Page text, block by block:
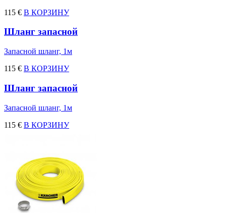
115 € В КОРЗИНУ
Шланг запасной
Запасной шланг, 1м
115 € В КОРЗИНУ
Шланг запасной
Запасной шланг, 1м
115 € В КОРЗИНУ